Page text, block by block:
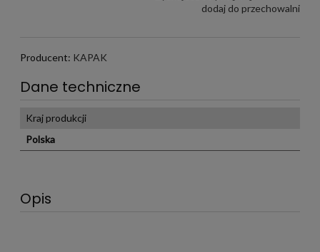
dodaj do przechowalni
Producent: KAPAK
Dane techniczne
Kraj produkcji
Polska
Opis